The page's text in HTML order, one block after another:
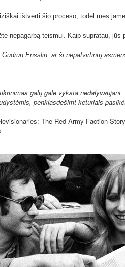
ištverti šio proceso, todėl mes
nepagarbą teismui. Kaip supratau,
Ensslin, ar ši nepatvirtintų
galų gale vyksta
penkiasdešimt keturiais
The Red Army Faction